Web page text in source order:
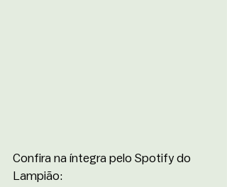
Confira na íntegra pelo Spotify do
Lampião: